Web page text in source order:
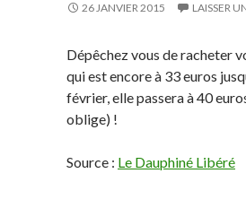
26 JANVIER 2015 LAISSER
Dépêchez vous de racheter
qui est encore à 33 euros
février, elle passera à 40
oblige) !
Source : Le Dauphiné Libéré